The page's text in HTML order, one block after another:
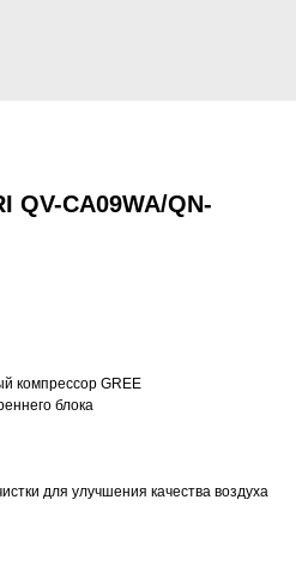
QV-CA09WA/QN-
компрессор GREE
блока
для улучшения качества воздуха